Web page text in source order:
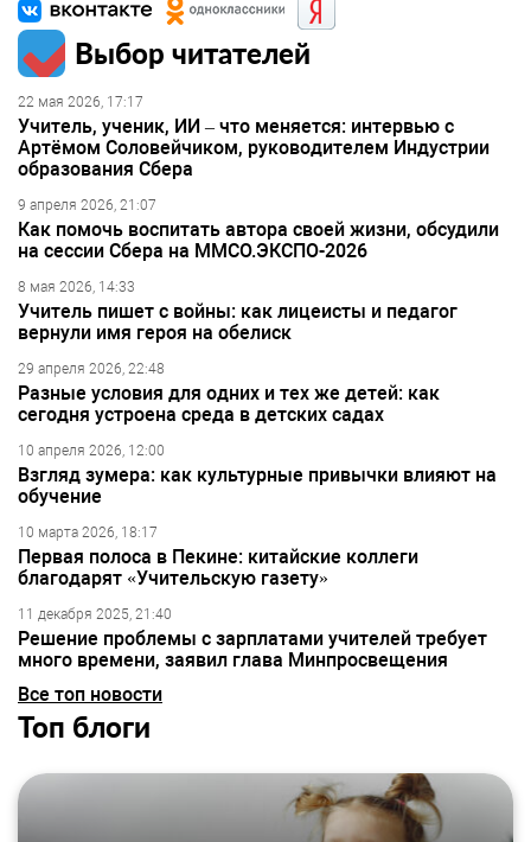
Выбор читателей
22 мая 2026, 17:17
Учитель, ученик, ИИ – что меняется: интервью с
Артёмом Соловейчиком, руководителем Индустрии
образования Сбера
9 апреля 2026, 21:07
Как помочь воспитать автора своей жизни, обсудили
на сессии Сбера на ММСО.ЭКСПО-2026
8 мая 2026, 14:33
Учитель пишет с войны: как лицеисты и педагог
вернули имя героя на обелиск
29 апреля 2026, 22:48
Разные условия для одних и тех же детей: как
сегодня устроена среда в детских садах
10 апреля 2026, 12:00
Взгляд зумера: как культурные привычки влияют на
обучение
10 марта 2026, 18:17
Первая полоса в Пекине: китайские коллеги
благодарят «Учительскую газету»
11 декабря 2025, 21:40
Решение проблемы с зарплатами учителей требует
много времени, заявил глава Минпросвещения
Все топ новости
Топ блоги